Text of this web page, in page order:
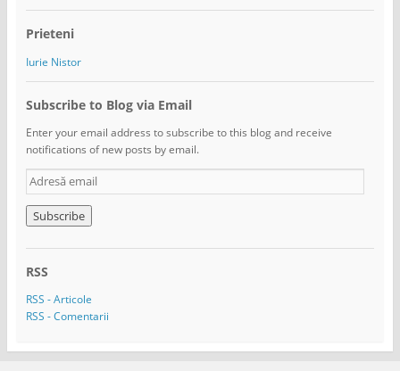
Prieteni
Iurie Nistor
Subscribe to Blog via Email
Enter your email address to subscribe to this blog and receive
notifications of new posts by email.
A
d
r
e
s
e
m
a
RSS
RSS - Articole
RSS - Comentarii